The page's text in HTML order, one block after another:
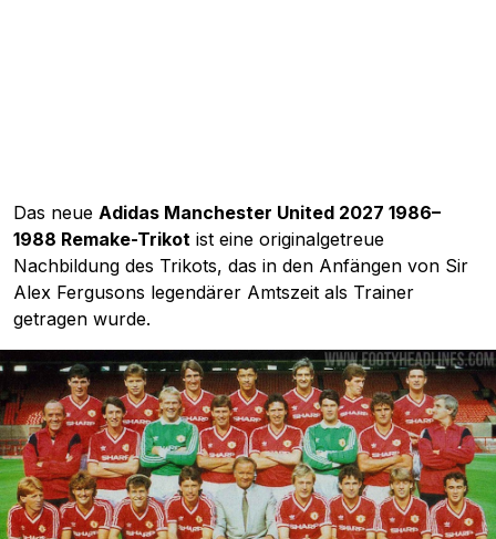
Das neue Adidas Manchester United 2027 1986–
1988 Remake-Trikot ist eine originalgetreue
Nachbildung des Trikots, das in den Anfängen von Sir
Alex Fergusons legendärer Amtszeit als Trainer
getragen wurde.